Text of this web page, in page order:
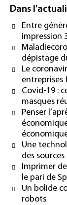
Dans
Entre
impression
dépistage
Le
entreprises
Covid-19 :
masques
Penser
Une
des sources
Imprimer
le pari de
Un bolide
robots